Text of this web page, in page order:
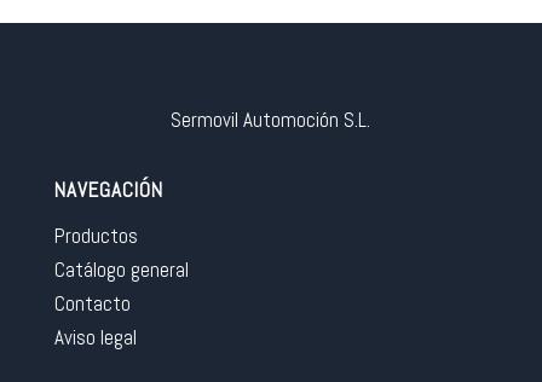
Sermovil Automoción S.L.
NAVEGACIÓN
Productos
Catálogo general
Contacto
Aviso legal